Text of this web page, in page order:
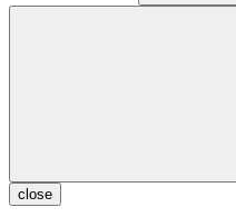
close